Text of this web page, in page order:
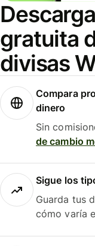
gratuita
divisas
Compara
dinero
Sin
de cambio
Sigue los
Guarda tus
cómo varía